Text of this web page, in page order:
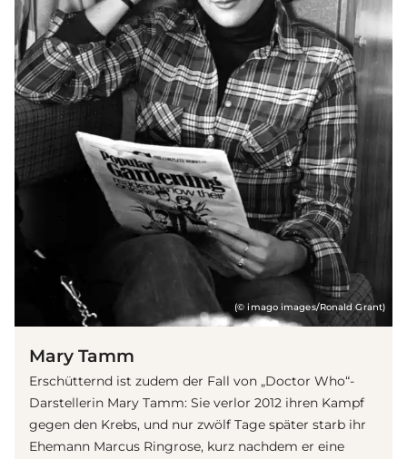
(© imago images/Ronald Grant)
Mary Tamm
Erschütternd ist zudem der Fall von „Doctor Who“-
Darstellerin Mary Tamm: Sie verlor 2012 ihren Kampf
gegen den Krebs, und nur zwölf Tage später starb ihr
Ehemann Marcus Ringrose, kurz nachdem er eine